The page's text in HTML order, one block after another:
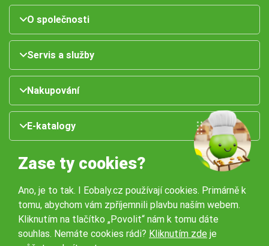
O společnosti
Servis a služby
Nakupování
E-katalogy
Naše pobočky:
Zase ty cookies?
Ano, je to tak. I Eobaly.cz používají cookies. Primárně k
tomu, abychom vám zpříjemnili plavbu naším webem.
Kliknutím na tlačítko „Povolit“ nám k tomu dáte
souhlas. Nemáte cookies rádi? Kliknutím zde je